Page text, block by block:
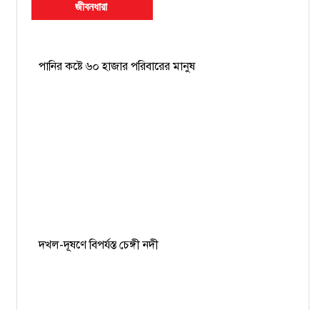
জীবনধারা
পানির কষ্টে ৬০ হাজার পরিবারের মানুষ
দখল-দূষণে বিপর্যস্ত চেঙ্গী নদী